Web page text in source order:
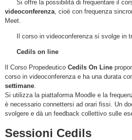
Si offre la possibilità di frequentare il
videoconferenza, cioè con frequenza
Meet.
Il corso in videoconferenza si svolge in
Cedils on line
Il Corso Propedeutico Cedils On Line
corso in videoconferenza e ha una durata
settimane.
Si utilizza la piattaforma Moodle e la
è necessario connettersi ad orari fissi. Un
svolgere e dà un feedback collettivo sulle
Sessioni Cedils